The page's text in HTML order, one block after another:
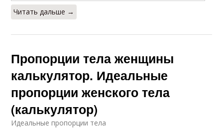
Читать дальше →
Пропорции тела женщины
калькулятор. Идеальные
пропорции женского тела
(калькулятор)
Идеальные пропорции тела